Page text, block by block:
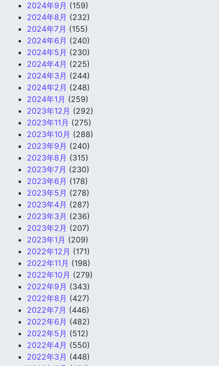
2024年9月 (159)
2024年8月 (232)
2024年7月 (155)
2024年6月 (240)
2024年5月 (230)
2024年4月 (225)
2024年3月 (244)
2024年2月 (248)
2024年1月 (259)
2023年12月 (292)
2023年11月 (275)
2023年10月 (288)
2023年9月 (240)
2023年8月 (315)
2023年7月 (230)
2023年6月 (178)
2023年5月 (278)
2023年4月 (287)
2023年3月 (236)
2023年2月 (207)
2023年1月 (209)
2022年12月 (171)
2022年11月 (198)
2022年10月 (279)
2022年9月 (343)
2022年8月 (427)
2022年7月 (446)
2022年6月 (482)
2022年5月 (512)
2022年4月 (550)
2022年3月 (448)